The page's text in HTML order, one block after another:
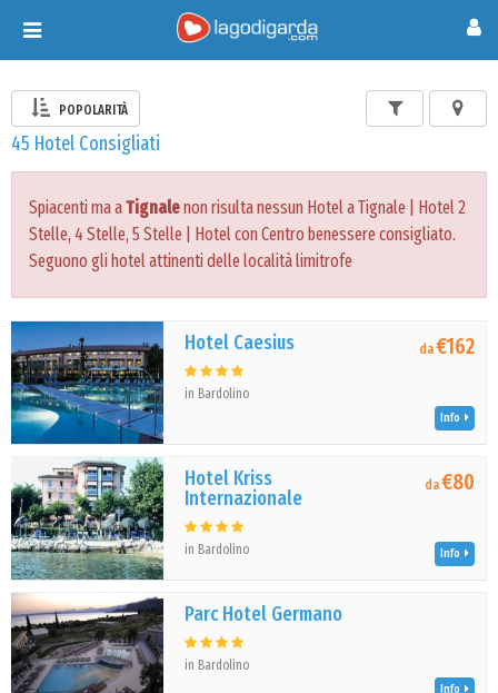
Toggle
navigation
POPOLARITÀ
45 Hotel Consigliati
Spiacenti ma aTignalenon risulta nessun Hotel a Tignale | Hotel 2
Stelle, 4 Stelle, 5 Stelle | Hotel con Centro benessere consigliato.
Seguono gli hotel attinenti delle località limitrofe
Hotel Caesius
in Bardolino
da€162
Info
Hotel Kriss
Internazionale
in Bardolino
da€80
Info
Parc Hotel Germano
in Bardolino
Info